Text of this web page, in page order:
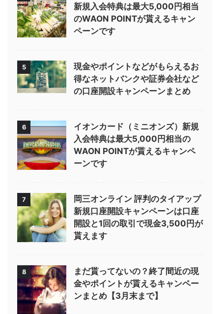
新規入会特典は最大5,000円相当
のWAON POINTが貰えるキャン
ペーンです
5
現金やポイントなどがもらえるお
得なネットバンクや証券会社など
の口座開設キャンペーンまとめ
6
イオンカード（ミニオンズ）新規
入会特典は最大5,000円相当の
WAON POINTが貰えるキャンペ
ーンです
7
岡三オンライン 評判のタイアップ
新規口座開設キャンペーンは口座
開設と1回の取引で現金3,500円が
貰えます
8
まだ貰ってないの？終了間近の現
金やポイントが貰えるキャンペー
ンまとめ【3月末まで】